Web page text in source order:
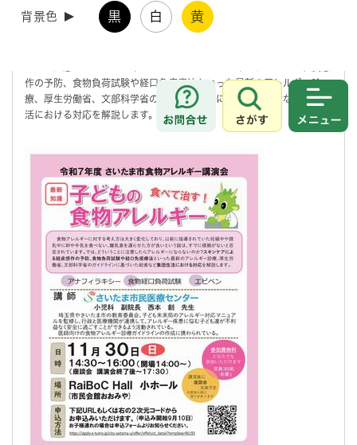
背景色 黒 白 黄
お問合せ
さがす
食物アレルギーに対する考え方は大きく変化しており、以前に指導され
ていた妊娠中や授乳中に卵や牛乳を食べない、離乳食を遅らせた方が良
作の予防、食物負荷試験や経口免疫療法といった最新のアレルギー診
療、厚生労働省、文部科学省のガイドラインに基づいた給食など集団生
活における対応を解説します。